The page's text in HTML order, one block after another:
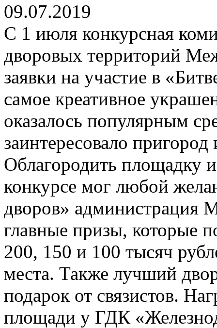
09.07.2019
С 1 июля конкурсная
дворовых территорий
заявки на участие в
самое креативное
оказалось популярным
заинтересовало
Облагородить площадку
конкурсе мог любой
дворов» администрация
главные призы, которые
200, 150 и 100 тысяч
места. Также лучший
подарок от связистов.
площади у ГДК